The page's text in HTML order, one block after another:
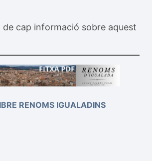
de cap informació sobre aquest
RENOMS IGUALADINS